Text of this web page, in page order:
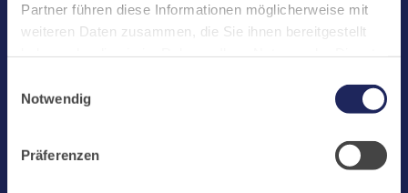
Partner führen diese Informationen möglicherweise mit
weiteren Daten zusammen, die Sie ihnen bereitgestellt
challenges.cloudflare.com: Wir verwenden das online
Buchungssystem MEWS in unserem Hotel und unserem
übermittelt. Cookies von eu5.bookingkit.de: Wir
Notwendig
Präferenzen
Spenden
Laacher See